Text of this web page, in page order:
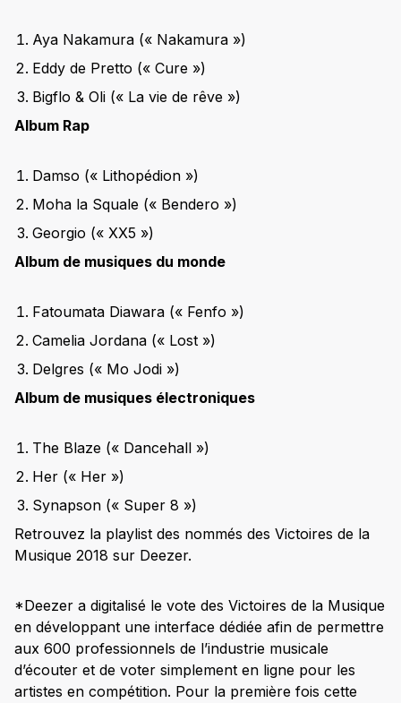
Aya Nakamura (« Nakamura »)
Eddy de Pretto (« Cure »)
Bigflo & Oli (« La vie de rêve »)
Album Rap
Damso (« Lithopédion »)
Moha la Squale (« Bendero »)
Georgio (« XX5 »)
Album de musiques du monde
Fatoumata Diawara (« Fenfo »)
Camelia Jordana (« Lost »)
Delgres (« Mo Jodi »)
Album de musiques électroniques
The Blaze (« Dancehall »)
Her (« Her »)
Synapson (« Super 8 »)
Retrouvez la playlist des nommés des Victoires de la
Musique 2018 sur Deezer.
*Deezer a digitalisé le vote des Victoires de la Musique
en développant une interface dédiée afin de permettre
aux 600 professionnels de l’industrie musicale
d’écouter et de voter simplement en ligne pour les
artistes en compétition. Pour la première fois cette